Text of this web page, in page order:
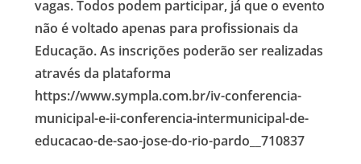
vagas. Todos podem participar, já que o evento
não é voltado apenas para profissionais da
Educação. As inscrições poderão ser realizadas
através da plataforma
https://www.sympla.com.br/iv-conferencia-
municipal-e-ii-conferencia-intermunicipal-de-
educacao-de-sao-jose-do-rio-pardo__710837